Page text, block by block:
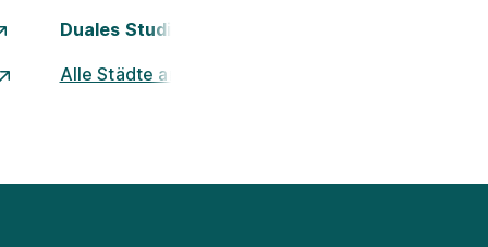
Duales Studium Nürnberg
Alle Städte ansehen